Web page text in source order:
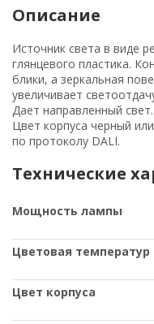
Описание
Источник света в виде
глянцевого пластика.
блики, а зеркальная
увеличивает
Дает направленный
Цвет корпуса черный
по протоколу DALI.
Технические
Мощность лампы
Цветовая температур
Цвет корпуса